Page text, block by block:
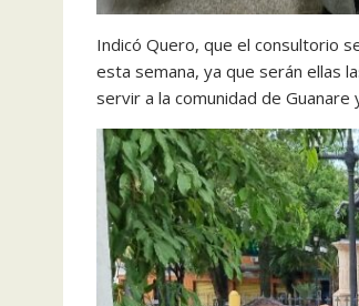
Indicó Quero, que el consultorio
esta semana, ya que serán ellas
servir a la comunidad de